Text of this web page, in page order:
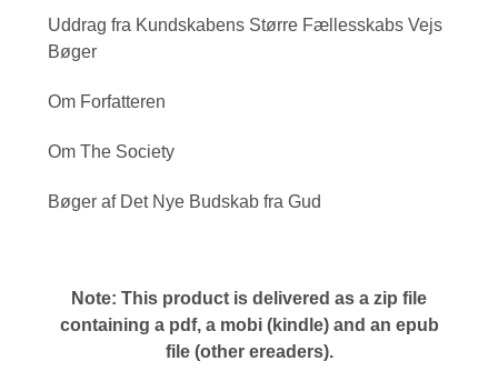
Uddrag fra Kundskabens Større Fællesskabs Vejs
Bøger
Om Forfatteren
Om The Society
Bøger af Det Nye Budskab fra Gud
Note: This product is delivered as a zip file
containing a pdf, a mobi (kindle) and an epub
file (other ereaders).